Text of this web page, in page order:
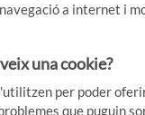
a internet i
una cookie?
per poder
que puguin